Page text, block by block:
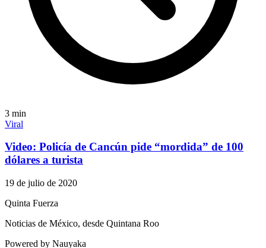
3 min
Viral
Video: Policía de Cancún pide “mordida” de 100
dólares a turista
19 de julio de 2020
Quinta Fuerza
Noticias de México, desde Quintana Roo
Powered by Nauyaka